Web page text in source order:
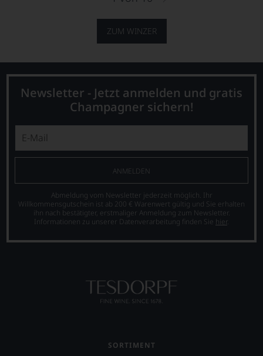
ZUM WINZER
Newsletter - Jetzt anmelden und gratis
Champagner sichern!
ANMELDEN
Abmeldung vom Newsletter jederzeit möglich. Ihr
Willkommensgutschein ist ab 200 € Warenwert gültig und Sie erhalten
ihn nach bestätigter, erstmaliger Anmeldung zum Newsletter.
Informationen zu unserer Datenverarbeitung finden Sie hier.
SORTIMENT